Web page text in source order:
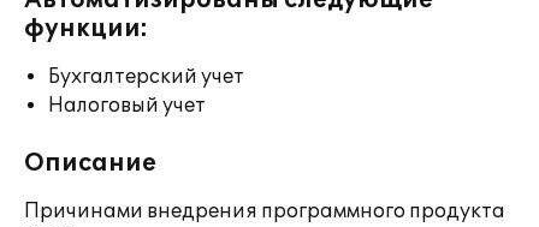
функции:
Бухгалтерский учет
Налоговый учет
Описание
Причинами внедрения программного продукта